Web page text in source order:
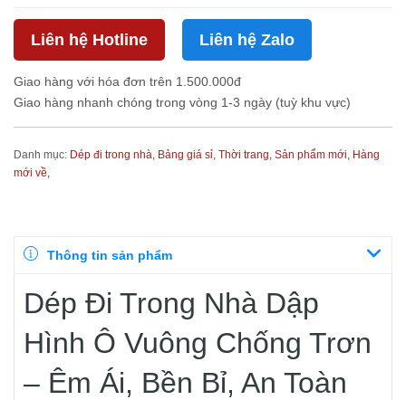
Liên hệ Hotline Liên hệ Zalo
Giao hàng với hóa đơn trên 1.500.000đ
Giao hàng nhanh chóng trong vòng 1-3 ngày (tuỳ khu vực)
Danh mục: Dép đi trong nhà, Bảng giá sỉ, Thời trang, Sản phẩm mới, Hàng
mới về,
Thông tin sản phẩm
Dép Đi Trong Nhà Dập
Hình Ô Vuông Chống Trơn
– Êm Ái, Bền Bỉ, An Toàn